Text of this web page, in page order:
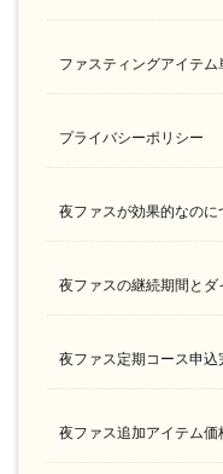
ファスティングアイテム
プライバシーポリシー
夜ファスが効果的なの
夜ファスの継続期間とダ
夜ファス定期コース申込
夜ファス追加アイテム価